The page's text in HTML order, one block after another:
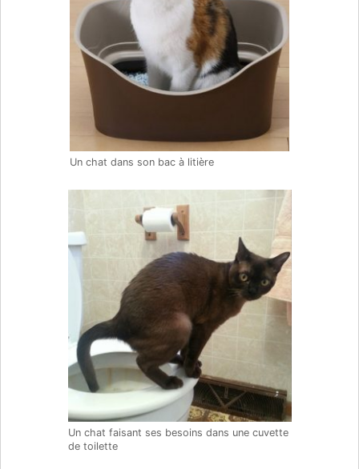
Un chat dans son bac à litière
Un chat faisant ses besoins dans une cuvette
de toilette